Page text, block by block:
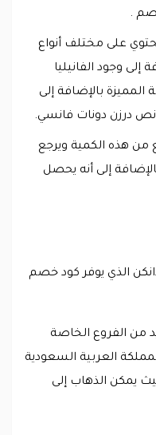
.
على مختلف أنواع
إلى وجود الفانيليا
بالإضافة إلى
نص درزن دونات فانسي.
من هذه الكمية ويرجع
إلى أنه يحصل
الذي يوفر كود خصم
من الفروع الخاصة
العربية السعودية
حوالي 600 فرع حيث يمكن الذهاب إلى